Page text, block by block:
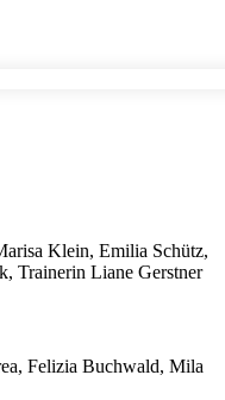
Klein, Emilia Schütz,
Trainerin Liane Gerstner
Felizia Buchwald, Mila